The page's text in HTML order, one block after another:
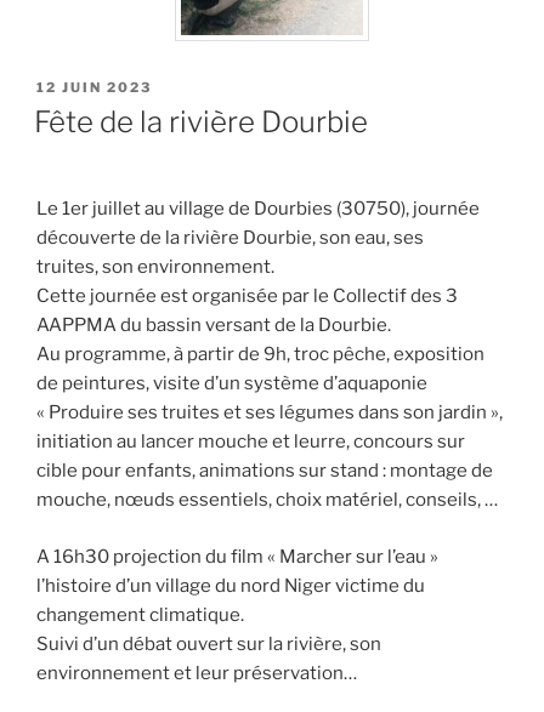
PUBLIÉ
LE
12 JUIN 2023
Fête de la rivière Dourbie
Le 1er juillet au village de Dourbies (30750), journée
découverte de la rivière Dourbie, son eau, ses
truites, son environnement.
Cette journée est organisée par le Collectif des 3
AAPPMA du bassin versant de la Dourbie.
Au programme, à partir de 9h, troc pêche, exposition
de peintures, visite d’un système d’aquaponie
« Produire ses truites et ses légumes dans son jardin »,
initiation au lancer mouche et leurre, concours sur
cible pour enfants, animations sur stand : montage de
mouche, nœuds essentiels, choix matériel, conseils, …
A 16h30 projection du film « Marcher sur l’eau »
l’histoire d’un village du nord Niger victime du
changement climatique.
Suivi d’un débat ouvert sur la rivière, son
environnement et leur préservation…